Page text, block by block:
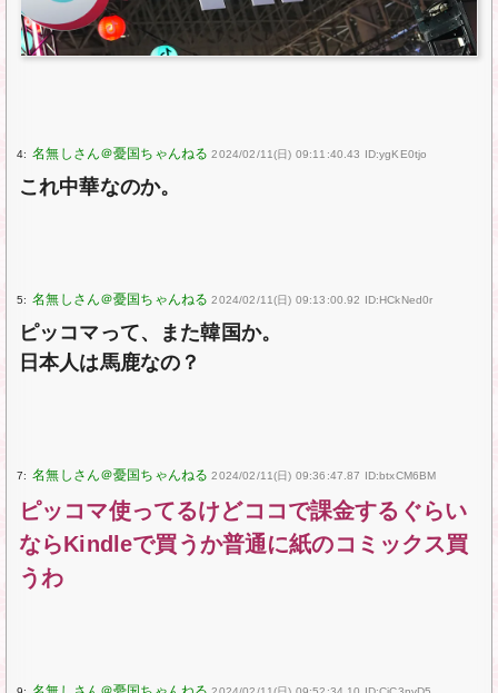
4: 2024/02/11(日) 09:11:40.43 ID:ygKE0tjo
これ中華なのか。
5: 2024/02/11(日) 09:13:00.92 ID:HCkNed0r
ピッコマって、また韓国か。
日本人は馬鹿なの？
7: 2024/02/11(日) 09:36:47.87 ID:btxCM6BM
ピッコマ使ってるけどココで課金するぐらい
ならKindleで買うか普通に紙のコミックス買
うわ